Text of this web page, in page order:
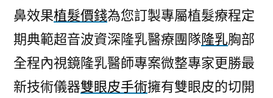
鼻效果植髮價錢為您訂製專屬植髮療程定
期典範超音波資深隆乳醫療團隊隆乳胸部
全程內視鏡隆乳醫師專案微整專家更勝最
新技術儀器雙眼皮手術擁有雙眼皮的切開